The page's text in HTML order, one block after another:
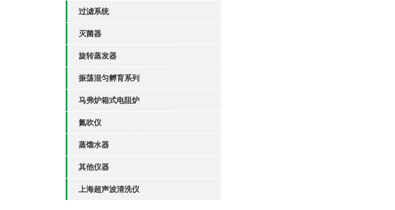
过滤系统
灭菌器
旋转蒸发器
振荡混匀孵育系列
马弗炉箱式电阻炉
氮吹仪
蒸馏水器
其他仪器
上海超声波清洗仪